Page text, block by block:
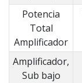
Potencia
Total
Amplificador
Amplificador,
Sub bajo